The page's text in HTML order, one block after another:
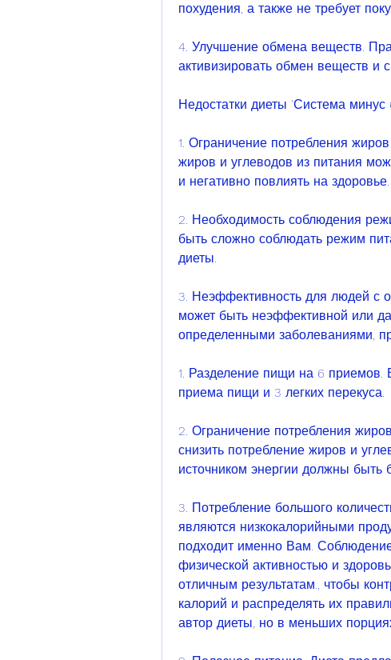
похудения, а также не требует
4. Улучшение обмена веществ.
активизировать обмен веществ и
Недостатки диеты 'Система минус
1. Ограничение потребления
жиров и углеводов из питания
и негативно повлиять на здоровье.
2. Необходимость соблюдения
быть сложно соблюдать режим
диеты.
3. Неэффективность для людей с
может быть неэффективной или
определенными заболеваниями,
1. Разделение пищи на 6 приемов.
приема пищи и 3 легких перекуса.
2. Ограничение потребления
снизить потребление жиров и
источником энергии должны быть
3. Потребление большого
являются низкокалорийными
подходит именно Вам.
физической активностью и
отличным результатам., чтобы
калорий и распределять их
автор диеты, но в меньших